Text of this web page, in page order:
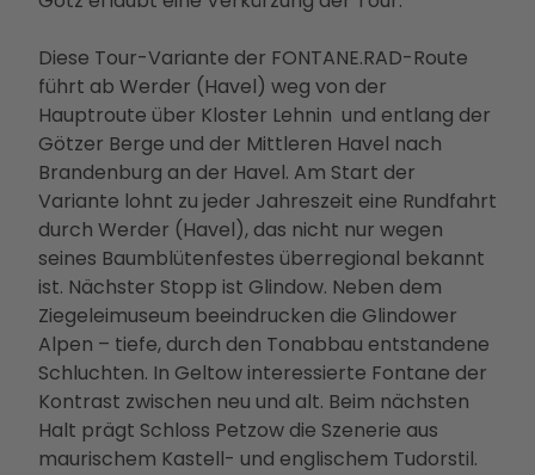
ligun
gsan
gebo
te
PMS
G
Vera
nstal
tung
en
Press
e &
Medi
ense
rvice
Diese Tour-Variante der FONTANE.RAD-Route
führt ab Werder (Havel) weg von der
Hauptroute über Kloster Lehnin und entlang der
Götzer Berge und der Mittleren Havel nach
Brandenburg an der Havel. Am Start der
Variante lohnt zu jeder Jahreszeit eine Rundfahrt
durch Werder (Havel), das nicht nur wegen
seines Baumblütenfestes überregional bekannt
ist. Nächster Stopp ist Glindow. Neben dem
Ziegeleimuseum beeindrucken die Glindower
Alpen – tiefe, durch den Tonabbau entstandene
Schluchten. In Geltow interessierte Fontane der
Kontrast zwischen neu und alt. Beim nächsten
Halt prägt Schloss Petzow die Szenerie aus
maurischem Kastell- und englischem Tudorstil.